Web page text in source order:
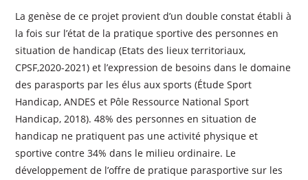
La genèse de ce projet provient d’un double constat établi à
la fois sur l’état de la pratique sportive des personnes en
situation de handicap (Etats des lieux territoriaux,
CPSF,2020-2021) et l’expression de besoins dans le domaine
des parasports par les élus aux sports (Étude Sport
Handicap, ANDES et Pôle Ressource National Sport
Handicap, 2018). 48% des personnes en situation de
handicap ne pratiquent pas une activité physique et
sportive contre 34% dans le milieu ordinaire. Le
développement de l’offre de pratique parasportive sur les